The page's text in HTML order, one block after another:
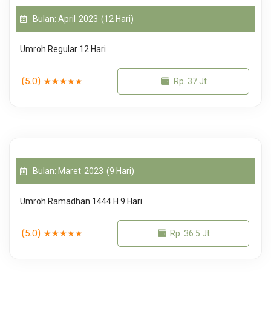
Bulan: April 2023 (12 Hari)
Umroh Regular 12 Hari
(5.0) ★★★★★ Rp. 37 Jt
Bulan: Maret 2023 (9 Hari)
Umroh Ramadhan 1444 H 9 Hari
(5.0) ★★★★★ Rp. 36.5 Jt